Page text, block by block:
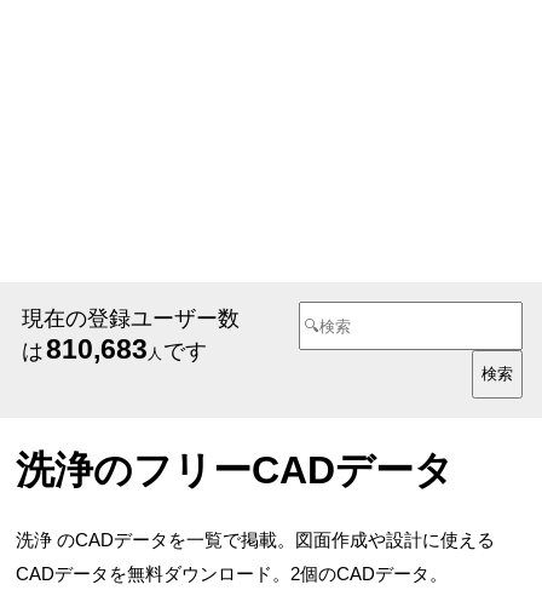
現在の登録ユーザー数
は810,683 人 です
洗浄のフリーCADデータ
洗浄 のCADデータを一覧で掲載。図面作成や設計に使える
CADデータを無料ダウンロード。2個のCADデータ。